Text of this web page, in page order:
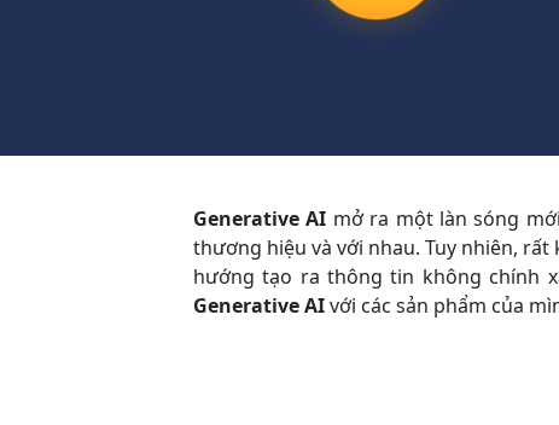
Generative AI mở ra một làn sóng
thương hiệu và với nhau. Tuy nhiên,
hướng tạo ra thông tin không chính
Generative AIvới các sản phẩm của